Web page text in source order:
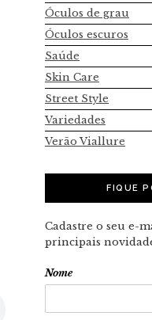
Óculos de grau
Óculos escuros
Saúde
Skin Care
Street Style
Variedades
Verão Viallure
FIQUE
Cadastre o seu e-
principais
Nome